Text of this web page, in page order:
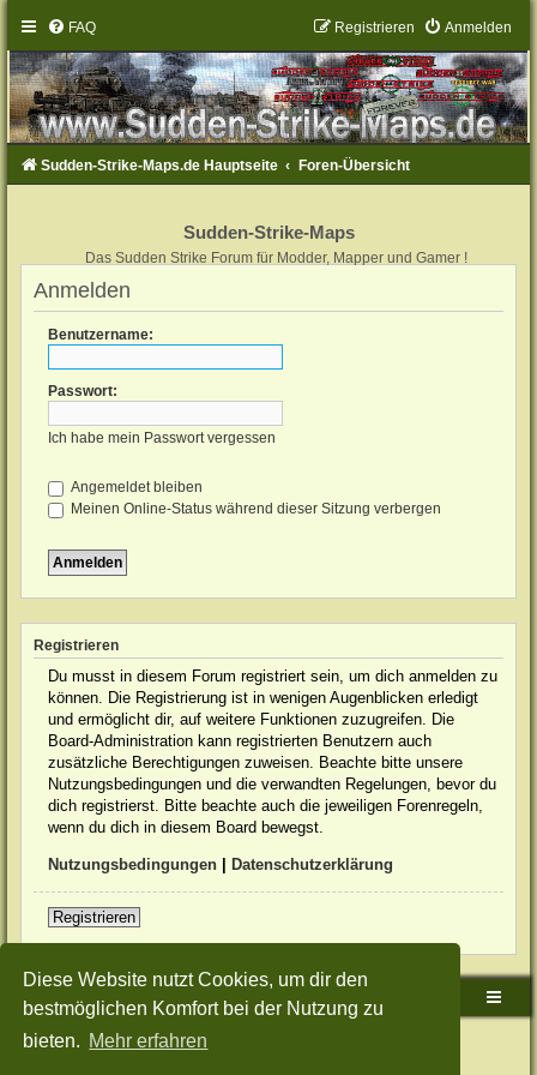
Diese Website nutzt Cookies, um dir den
bestmöglichen Komfort bei der Nutzung zu
bieten. Mehr erfahren
FAQ Anmelden
Registrieren
Sudden-Strike-Maps.de Hauptseite Foren-Übersicht
Sudden-Strike-Maps
Das Sudden Strike Forum für Modder, Mapper und Gamer !
Anmelden
Benutzername:
Passwort:
Ich habe mein Passwort vergessen
Angemeldet bleiben
Meinen Online-Status während dieser Sitzung verbergen
Registrieren
Du musst in diesem Forum registriert sein, um dich anmelden zu
können. Die Registrierung ist in wenigen Augenblicken erledigt
und ermöglicht dir, auf weitere Funktionen zuzugreifen. Die
Board-Administration kann registrierten Benutzern auch
zusätzliche Berechtigungen zuweisen. Beachte bitte unsere
Nutzungsbedingungen und die verwandten Regelungen, bevor du
dich registrierst. Bitte beachte auch die jeweiligen Forenregeln,
wenn du dich in diesem Board bewegst.
Nutzungsbedingungen Datenschutzerklärung
Registrieren
Sudden-Strike-Maps.de Hauptseite Foren-Übersicht
Powered byphpBB® Forum Software © phpBB Limited